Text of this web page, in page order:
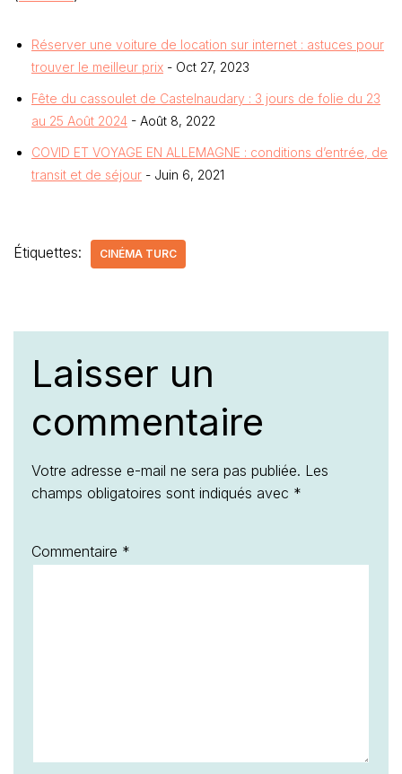
Réserver une voiture de location sur internet : astuces pour
trouver le meilleur prix - Oct 27, 2023
Fête du cassoulet de Castelnaudary : 3 jours de folie du 23
au 25 Août 2024 - Août 8, 2022
COVID ET VOYAGE EN ALLEMAGNE : conditions d’entrée, de
transit et de séjour - Juin 6, 2021
Étiquettes: CINÉMA TURC
Laisser un
commentaire
Votre adresse e-mail ne sera pas publiée. Les
champs obligatoires sont indiqués avec *
Commentaire *